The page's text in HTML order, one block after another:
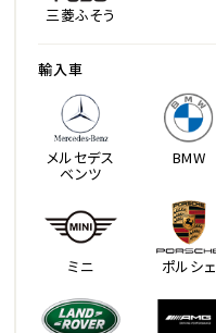
三菱ふそう
輸入車
メルセデス
ベンツ
BMW
ミニ ポルシェ